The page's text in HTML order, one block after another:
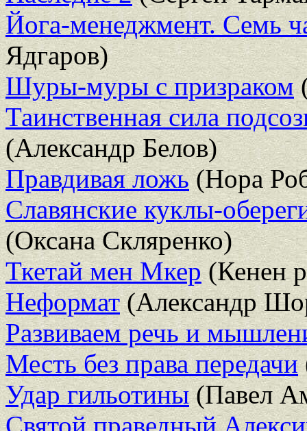
Йога-менеджмент. Семь
Ядгаров)
Шуры-муры с призраком
Таинственная сила
(Александр Белов)
Правдивая ложь(Нора
Славянские куклы-
(Оксана Скляренко)
Ткетай мен Мкер(Кенен
Неформат(Александр
Развиваем речь и
Месть без права передачи
Удар гильотины(Павел
Святой праведный